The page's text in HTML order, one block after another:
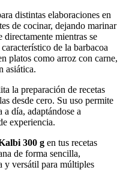
distintas elaboraciones en
de cocinar, dejando marinar
directamente mientras se
de la barbacoa
platos como arroz con carne,
asiática.
la preparación de recetas
desde cero. Su uso permite
día, adaptándose a
experiencia.
300 g en tus recetas
de forma sencilla,
y versátil para múltiples